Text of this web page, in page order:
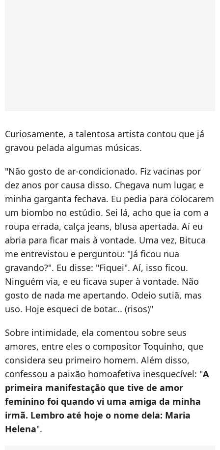
Curiosamente, a talentosa artista contou que já
gravou pelada algumas músicas.
"Não gosto de ar-condicionado. Fiz vacinas por
dez anos por causa disso. Chegava num lugar, e
minha garganta fechava. Eu pedia para colocarem
um biombo no estúdio. Sei lá, acho que ia com a
roupa errada, calça jeans, blusa apertada. Aí eu
abria para ficar mais à vontade. Uma vez, Bituca
me entrevistou e perguntou: "Já ficou nua
gravando?". Eu disse: "Fiquei". Aí, isso ficou.
Ninguém via, e eu ficava super à vontade. Não
gosto de nada me apertando. Odeio sutiã, mas
uso. Hoje esqueci de botar... (risos)"
Sobre intimidade, ela comentou sobre seus
amores, entre eles o compositor Toquinho, que
considera seu primeiro homem. Além disso,
confessou a paixão homoafetiva inesquecível: "A
primeira manifestação que tive de amor
feminino foi quando vi uma amiga da minha
irmã. Lembro até hoje o nome dela: Maria
Helena".